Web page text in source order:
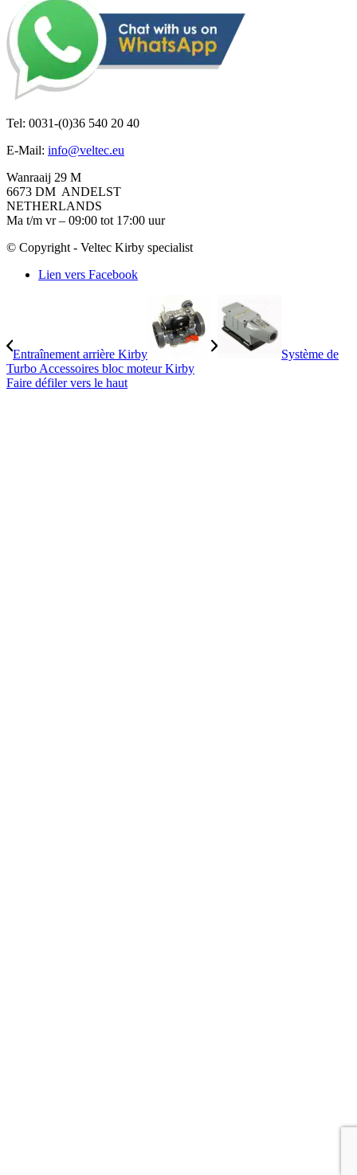
Tel: 0031-(0)36 540 20 40
E-Mail: info@veltec.eu
Wanraaij 29 M
6673 DM ANDELST
NETHERLANDS
Ma t/m vr – 09:00 tot 17:00 uur
© Copyright - Veltec Kirby specialist
Lien vers Facebook
Entraînement arrière Kirby
Système de
Turbo Accessoires bloc moteur Kirby
Faire défiler vers le haut